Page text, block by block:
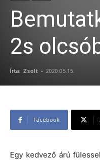
2s
Írta: Zsolt - 2020.05.15.
Facebook
Egy kedvező árú